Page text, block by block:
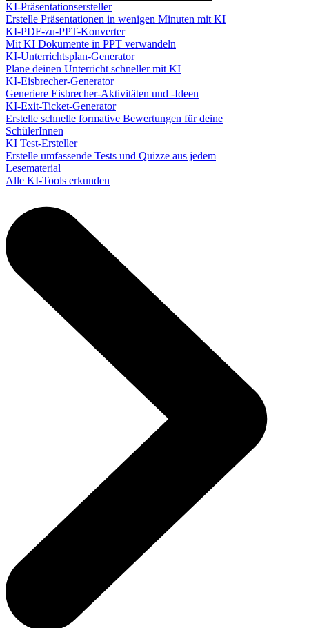
KI-Präsentationsersteller
Erstelle Präsentationen in wenigen Minuten mit KI
KI-PDF-zu-PPT-Konverter
Mit KI Dokumente in PPT verwandeln
KI-Unterrichtsplan-Generator
Plane deinen Unterricht schneller mit KI
KI-Eisbrecher-Generator
Generiere Eisbrecher-Aktivitäten und -Ideen
KI-Exit-Ticket-Generator
Erstelle schnelle formative Bewertungen für deine
SchülerInnen
KI Test-Ersteller
Erstelle umfassende Tests und Quizze aus jedem
Lesematerial
Alle KI-Tools erkunden